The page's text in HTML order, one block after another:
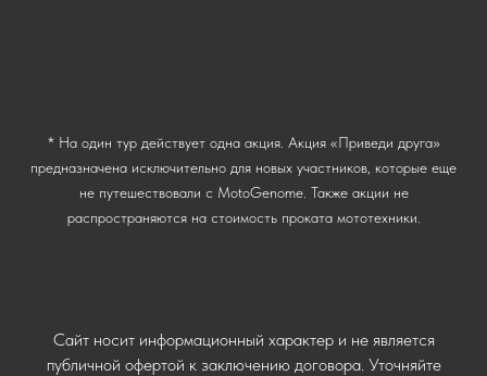
* На один тур действует одна акция. Акция «Приведи друга»
предназначена исключительно для новых участников, которые еще
не путешествовали с MotoGenome. Также акции не
распространяются на стоимость проката мототехники.
Сайт носит информационный характер и не является
публичной офертой к заключению договора. Уточняйте